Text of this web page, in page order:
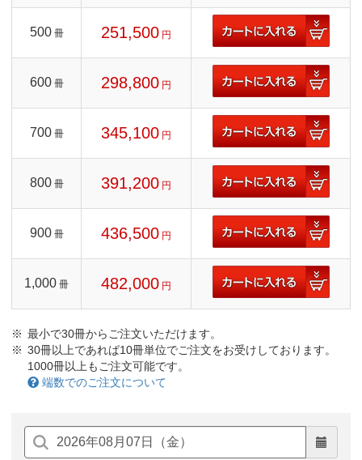
500 冊 251,500 円
600 冊 298,800 円
700 冊 345,100 円
800 冊 391,200 円
900 冊 436,500 円
1,000 冊 482,000 円
最小で30冊からご注文いただけます。
30冊以上であれば10冊単位でご注文をお受けしております。
1000冊以上もご注文可能です。
端数でのご注文について